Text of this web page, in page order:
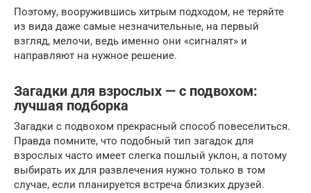
Поэтому, вооружившись хитрым подходом, не теряйте
из вида даже самые незначительные, на первый
взгляд, мелочи, ведь именно они «сигналят» и
направляют на нужное решение.
Загадки для взрослых — с подвохом:
лучшая подборка
Загадки с подвохом прекрасный способ повеселиться.
Правда помните, что подобный тип загадок для
взрослых часто имеет слегка пошлый уклон, а потому
выбирать их для развлечения нужно только в том
случае, если планируется встреча близких друзей.